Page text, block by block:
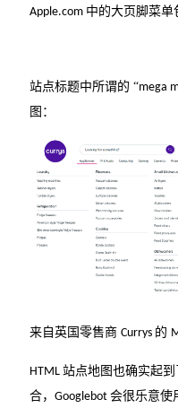
Apple.com 中的大页脚菜单
站点标题中所谓的 “mega
图：
来自英国零售商 Currys 的
HTML 站点地图也确实起到
合， Googlebot 会很乐意使